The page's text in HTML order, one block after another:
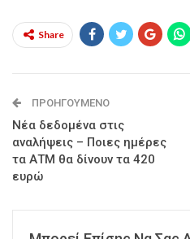
Share
ΠΡΟΗΓΟΎΜΕΝΟ
Νέα δεδομένα στις
αναλήψεις – Ποιες ημέρες
τα ΑΤΜ θα δίνουν τα 420
ευρώ